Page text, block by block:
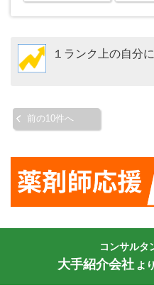
１ランク上の自分
前の10件へ
コンサルタ
大手紹介会社 より